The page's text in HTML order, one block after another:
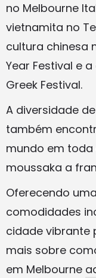
no Melbourne
vietnamita no
cultura chinesa
Year Festival e
Greek Festival.
A diversidade
também
mundo em toda
moussaka a
Oferecendo
comodidades
cidade vibrante
mais sobre
em Melbourne